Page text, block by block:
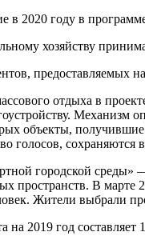
в 2020 году в
хозяйству
предоставляемых
отдыха в
объекты,
голосов, сохраняются
городской среды» —
пространств. В марте
Жители выбрали
2019 год